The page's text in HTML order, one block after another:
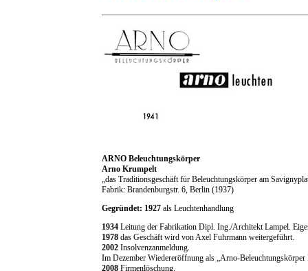
ARNO Beleuchtungskörper
Arno Krumpelt
„das Traditionsgeschäft für Beleuchtungskörper am
Fabrik: Brandenburgstr. 6, Berlin (1937)
Gegründet: 1927 als Leuchtenhandlung
1934 Leitung der Fabrikation Dipl. Ing./Architekt Lampel.
1978 das Geschäft wird von Axel Fuhrmann weitergeführt.
2002 Insolvenzanmeldung.
Im Dezember Wiedereröffnung als „Arno-
2008 Firmenlöschung.